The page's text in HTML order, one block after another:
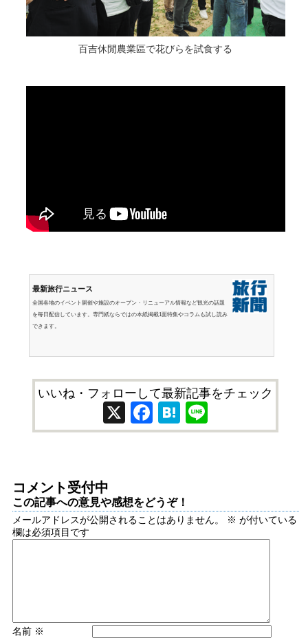
百吉休閒農業區で花びらを試食する
最新旅行ニュース
全国各地のイベント開催や施設のオープン・リニューアル情報など観光の話題
を毎日配信しています。専門紙ならではの本紙掲載1面特集やコラムも試し読み
できます。
いいね・フォローして最新記事をチェック
X Facebook
Hatena
コメント受付中
この記事への意見や感想をどうぞ！
メールアドレスが公開されることはありません。 ※ が付いている
欄は必須項目です
名前 ※